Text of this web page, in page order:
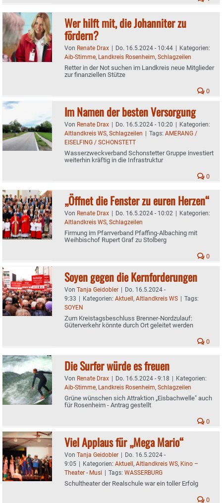
Wer hilft mit, die Johanniter zu
fördern?
Von Renate Drax | Do. 16.5.2024 - 10:44 | Kategorien:
Aib-Stimme, Landkreis Rosenheim, Schlagzeilen
Retter in der Not suchen im Landkreis neue Mitglieder
zur finanziellen Stütze
0
Im Namen der besten Versorgung
Von Renate Drax | Do. 16.5.2024 - 10:20 | Kategorien:
Altlandkreis WS, Schlagzeilen | Tags: AMERANG /
EISELFING / SCHONSTETT
Wasserzweckverband Schonstetter Gruppe investiert
weiterhin kräftig in die Infrastruktur
0
„Öffnet die Fenster zu euren Herzen“
Von Renate Drax | Do. 16.5.2024 - 10:02 | Kategorien:
Altlandkreis WS, Schlagzeilen
Firmung im Pfarrverband Pfaffing-Albaching mit
Weihbischof Rupert Graf zu Stolberg
0
Soyen gegen die Kernforderungen
Von Tanja Geidobler | Do. 16.5.2024 -
9:33 | Kategorien: Aktuell, Altlandkreis WS | Tags:
SOYEN
Zum Kreistagsbeschluss Brenner-Nordzulauf:
Güterverkehr könnte durch Ort geleitet werden
0
Die Surfer würde es freuen
Von Renate Drax | Do. 16.5.2024 - 9:18 | Kategorien:
Aib-Stimme, Landkreis Rosenheim, Schlagzeilen
Grüne wünschen sich Attraktion „Eisbachwelle" auch
für Rosenheim - Antrag gestellt
0
Viel Applaus für „Mega Mario“
Von Tanja Geidobler | Do. 16.5.2024 -
9:05 | Kategorien: Aktuell, Altlandkreis WS, Kino –
Theater - Musi | Tags: WASSERBURG
Schultheater der Realschule war ein toller Erfolg
0